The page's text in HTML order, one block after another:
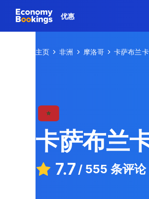
优惠
主页 非洲 摩洛哥 卡萨布兰卡
卡萨布兰
7.7 / 555 条评论